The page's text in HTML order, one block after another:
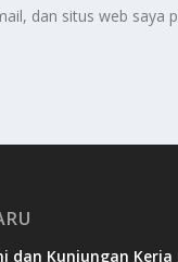
dan situs web saya
dan Kunjungan Kerja